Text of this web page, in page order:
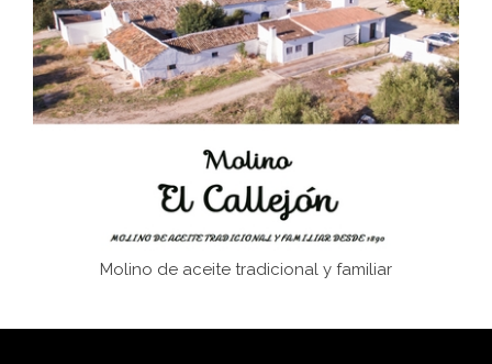
afán de saber a la autogestión
Historia y vivencias del poblado de Los Hurones
Molino de aceite tradicional y familiar